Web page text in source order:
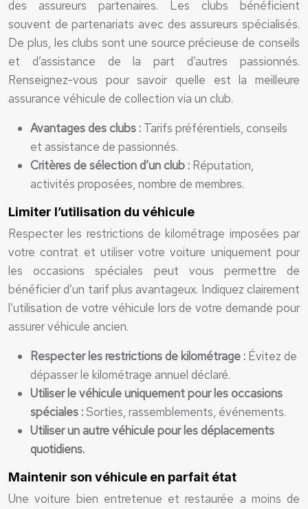
des assureurs partenaires. Les clubs bénéficient
souvent de partenariats avec des assureurs spécialisés.
De plus, les clubs sont une source précieuse de conseils
et d’assistance de la part d’autres passionnés.
Renseignez-vous pour savoir quelle est la meilleure
assurance véhicule de collection via un club.
Avantages des clubs : Tarifs préférentiels, conseils
et assistance de passionnés.
Critères de sélection d’un club : Réputation,
activités proposées, nombre de membres.
Limiter l’utilisation du véhicule
Respecter les restrictions de kilométrage imposées par
votre contrat et utiliser votre voiture uniquement pour
les occasions spéciales peut vous permettre de
bénéficier d’un tarif plus avantageux. Indiquez clairement
l’utilisation de votre véhicule lors de votre demande pour
assurer véhicule ancien.
Respecter les restrictions de kilométrage : Évitez de
dépasser le kilométrage annuel déclaré.
Utiliser le véhicule uniquement pour les occasions
spéciales :Sorties, rassemblements, événements.
Utiliser un autre véhicule pour les déplacements
quotidiens.
Maintenir son véhicule en parfait état
Une voiture bien entretenue et restaurée a moins de